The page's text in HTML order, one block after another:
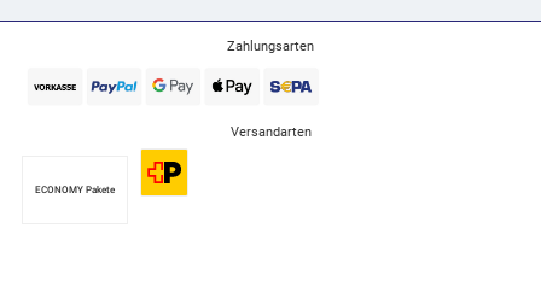
Zahlungsarten
Versandarten
ECONOMY Pakete